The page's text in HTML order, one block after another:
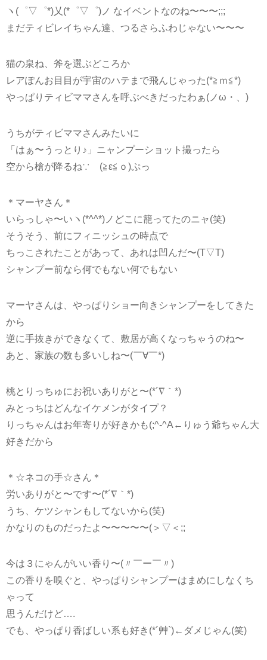
ヽ(゜▽゜*)乂(*゜▽゜)ノ なイベントなのね〜〜〜;;;
まだティビレイちゃん達、つるさらふわじゃない〜〜〜
猫の泉ね、斧を選ぶどころか
レアぽんお目目が宇宙のハテまで飛んじゃった(*≧ｍ≦*)
やっぱりティビママさんを呼ぶべきだったわぁ(ノω・、)
うちがティビママさんみたいに
「はぁ〜うっとり♪」ニャンプーショット撮ったら
空から槍が降るね∵ゞ(≧ε≦ｏ)ぷっ
＊マーヤさん＊
いらっしゃ〜いヽ(*^^*)ノどこに籠ってたのニャ(笑)
そうそう、前にフィニッシュの時点で
ちっこされたことがあって、あれは凹んだ〜(T▽T)
シャンプー前なら何でもない何でもない
マーヤさんは、やっぱりショー向きシャンプーをしてきた
から
逆に手抜きができなくて、敷居が高くなっちゃうのね〜
あと、家族の数も多いしね〜(￣∀￣*)
桃とりっちゅにお祝いありがと〜(*´∇｀*)
みとっちはどんなイケメンがタイプ？
りっちゃんはお年寄りが好きかも(;^-^A←りゅう爺ちゃん大
好きだから
＊☆ネコの手☆さん＊
労いありがと〜です〜(*´∇｀*)
うち、ケツシャンもしてないから(笑)
かなりのものだったよ〜〜〜〜〜(＞▽＜;;
今は３にゃんがいい香り〜(〃￣ー￣〃)
この香りを嗅ぐと、やっぱりシャンプーはまめにしなくち
ゃって
思うんだけど….
でも、やっぱり香ばしい系も好き(*´艸`)←ダメじゃん(笑)